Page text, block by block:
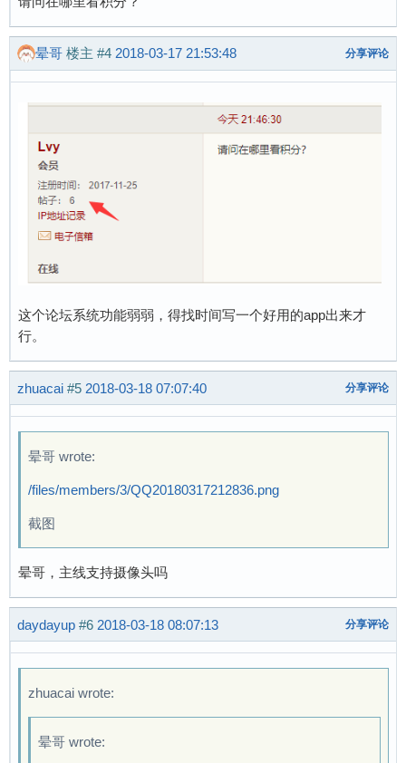
晕哥 楼主 #4 2018-03-17 21:53:48 分享评论
这个论坛系统功能弱弱，得找时间写一个好用的app出来才
行。
zhuacai #5 2018-03-18 07:07:40 分享评论
晕哥 wrote:
/files/members/3/QQ20180317212836.png
截图
晕哥，主线支持摄像头吗
daydayup #6 2018-03-18 08:07:13 分享评论
zhuacai wrote:
晕哥 wrote: